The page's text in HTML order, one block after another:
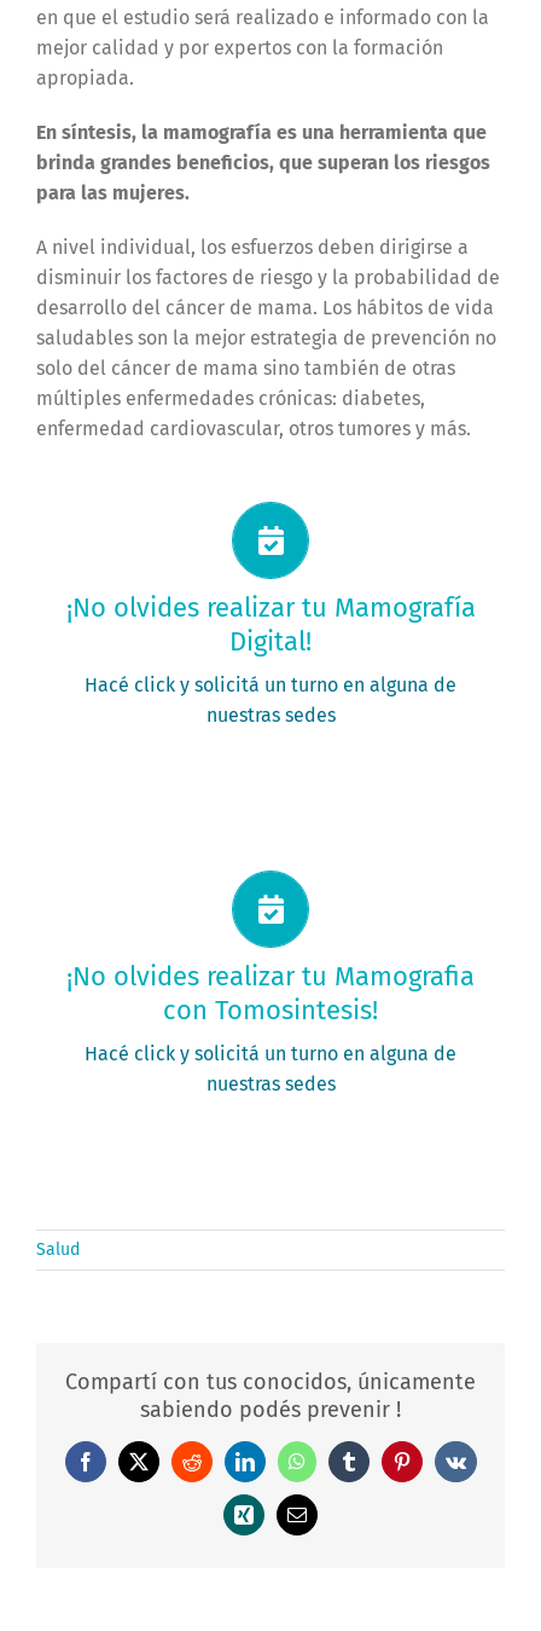
en que el estudio será realizado e informado con la
mejor calidad y por expertos con la formación
apropiada.
En síntesis, la mamografía es una herramienta que
brinda grandes beneficios, que superan los riesgos
para las mujeres.
A nivel individual, los esfuerzos deben dirigirse a
disminuir los factores de riesgo y la probabilidad de
desarrollo del cáncer de mama. Los hábitos de vida
saludables son la mejor estrategia de prevención no
solo del cáncer de mama sino también de otras
múltiples enfermedades crónicas: diabetes,
enfermedad cardiovascular, otros tumores y más.
¡No olvides realizar tu Mamografía
Digital!
Hacé click y solicitá un turno en alguna de
nuestras sedes
Solicitá tu turno ahora
PEDÍ TU TURNO
¡No olvides realizar tu Mamografia
con Tomosintesis!
Hacé click y solicitá un turno en alguna de
nuestras sedes
Solicitá tu turno ahora
PEDIR MI TURNO
Salud
Compartí con tus conocidos, únicamente
sabiendo podés prevenir !
Facebook
X RedditLinkedInWhatsAppTumblrPinterestVk
Xing
Correo